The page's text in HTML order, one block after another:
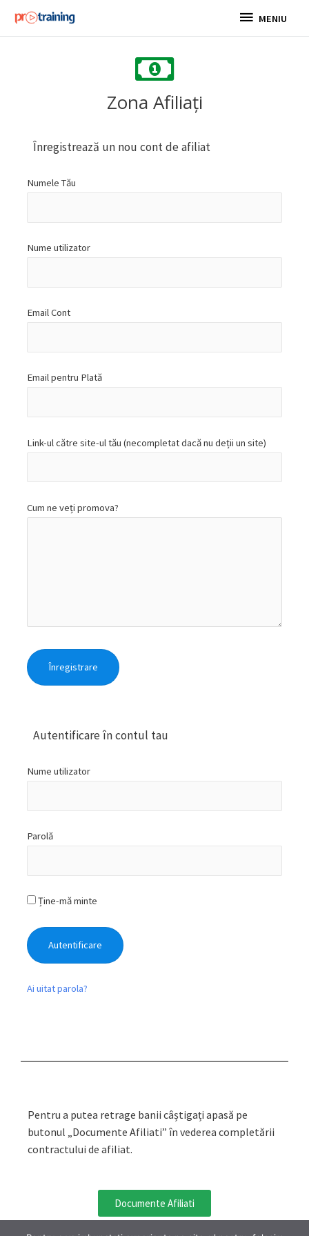
MENIU
MENIU
Zona Afiliați
Înregistrează un nou cont de afiliat
Numele Tău
Nume utilizator
Email Cont
Email pentru Plată
Link-ul către site-ul tău (necompletat dacă nu deții un site)
Cum ne veți promova?
Autentificare în contul tau
Nume utilizator
Parolă
Ține-mă minte
Ai uitat parola?
Pentru a putea retrage banii câștigați apasă pe
butonul „Documente Afiliati” în vederea completării
contractului de afiliat.
Documente Afiliati